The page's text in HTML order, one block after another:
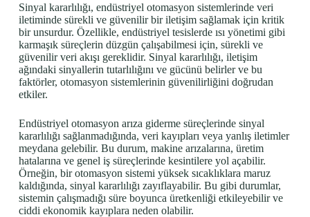
Sinyal kararlılığı, endüstriyel otomasyon sistemlerinde veri
iletiminde sürekli ve güvenilir bir iletişim sağlamak için kritik
bir unsurdur. Özellikle, endüstriyel tesislerde ısı yönetimi gibi
karmaşık süreçlerin düzgün çalışabilmesi için, sürekli ve
güvenilir veri akışı gereklidir. Sinyal kararlılığı, iletişim
ağındaki sinyallerin tutarlılığını ve gücünü belirler ve bu
faktörler, otomasyon sistemlerinin güvenilirliğini doğrudan
etkiler.
Endüstriyel otomasyon arıza giderme süreçlerinde sinyal
kararlılığı sağlanmadığında, veri kayıpları veya yanlış iletimler
meydana gelebilir. Bu durum, makine arızalarına, üretim
hatalarına ve genel iş süreçlerinde kesintilere yol açabilir.
Örneğin, bir otomasyon sistemi yüksek sıcaklıklara maruz
kaldığında, sinyal kararlılığı zayıflayabilir. Bu gibi durumlar,
sistemin çalışmadığı süre boyunca üretkenliği etkileyebilir ve
ciddi ekonomik kayıplara neden olabilir.